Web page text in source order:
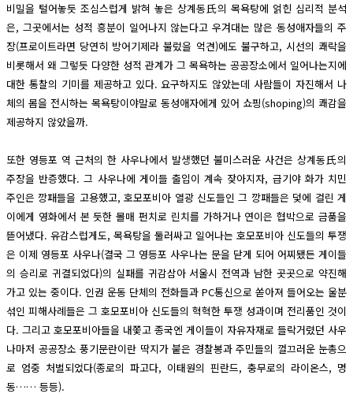
비밀을 털어놓듯 조심스럽게 밝혀 놓은 상계동氏의 목욕탕에 얽힌 심리적 분석
은, 그곳에서는 성적 흥분이 일어나지 않는다고 우겨대는 많은 동성애자들의 주
장(프로이트라면 당연히 방어기제라 불렀을 억견)에도 불구하고, 시선의 쾌락을
비롯해서 왜 그렇듯 다양한 성적 관계가 그 목욕하는 공공장소에서 일어나는지에
대한 통찰의 기미를 제공하고 있다. 요구하지도 않았는데 사람들이 자진해서 나
체의 몸을 전시하는 목욕탕이야말로 동성애자에게 있어 쇼핑(shoping)의 쾌감을
제공하지 않았을까.
또한 영등포 역 근처의 한 사우나에서 발생했던 불미스러운 사건은 상계동氏의
주장을 반증했다. 그 사우나에 게이들 출입이 계속 잦아지자, 급기야 화가 치민
주인은 깡패들을 고용했고, 호모포비아 열광 신도들인 그 깡패들은 덫에 걸린 게
이에게 영화에서 본 듯한 몰매 펀치로 린치를 가하거나 연이은 협박으로 금품을
뜯어냈다. 유감스럽게도, 목욕탕을 둘러싸고 일어나는 호모포비아 신도들의 투쟁
은 이제 영등포 사우나(결국 그 영등포 사우나는 문을 닫게 되어 어찌됐든 게이들
의 승리로 귀결되었다)의 실패를 귀감삼아 서울시 전역과 남한 곳곳으로 약진해
가고 있는 중이다. 인권 운동 단체의 전화들과 PC통신으로 쏟아져 들어오는 울분
섞인 피해사례들은 그 호모포비아 신도들의 혁혁한 투쟁 성과이며 전리품인 것이
다. 그리고 호모포비아들을 내쫓고 종국엔 게이들이 자유자재로 들락거렸던 사우
나마저 공공장소 풍기문란이란 딱지가 붙은 경찰봉과 주민들의 껄끄러운 눈총으
로 엄중 처벌되었다(종로의 파고다, 이태원의 핀란드, 충무로의 라이온스, 명
동…… 등등).